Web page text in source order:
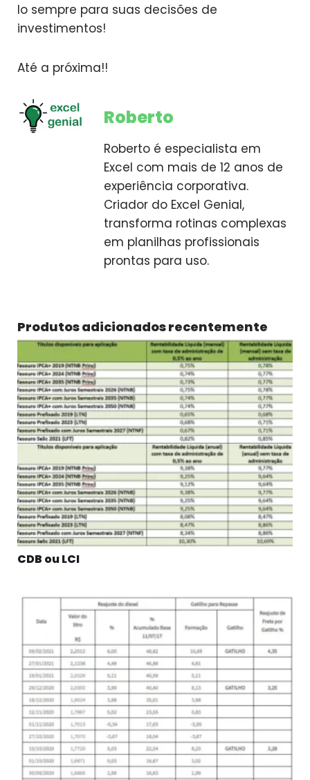
lo sempre para suas decisões de
investimentos!
Até a próxima!!
Roberto
Roberto é especialista em
Excel com mais de 12 anos de
experiência corporativa.
Criador do Excel Genial,
transforma rotinas complexas
em planilhas profissionais
prontas para uso.
Produtos adicionados recentemente
CDB ou LCI